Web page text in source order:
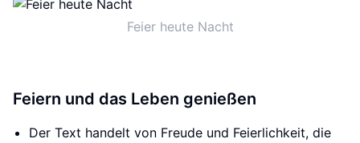
Feier heute Nacht
Feiern und das Leben genießen
Der Text handelt von Freude und Feierlichkeit, die